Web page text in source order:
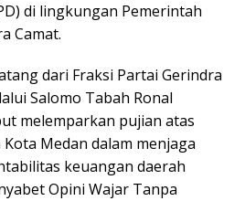
di lingkungan Pemerintah
Camat.
dari Fraksi Partai Gerindra
Salomo Tabah Ronal
melemparkan pujian atas
Medan dalam menjaga
keuangan daerah
Opini Wajar Tanpa